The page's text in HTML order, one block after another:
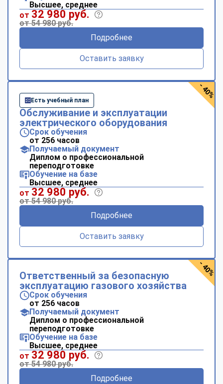
Высшее, среднее
от 32 980 руб.
от 54 980 руб.
Подробнее
Оставить заявку
Есть учебный план
Обслуживание и эксплуатации
электрического оборудования
Срок обучения
от 256 часов
Получаемый документ
Диплом о профессиональной
переподготовке
Обучение на базе
Высшее, среднее
от 32 980 руб.
от 54 980 руб.
Подробнее
Оставить заявку
- 40%
Ответственный за безопасную
эксплуатацию газового хозяйства
Срок обучения
от 256 часов
Получаемый документ
Диплом о профессиональной
переподготовке
Обучение на базе
Высшее, среднее
от 32 980 руб.
от 54 980 руб.
Подробнее
- 40%